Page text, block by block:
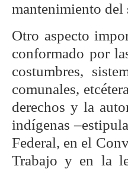
mantenimiento
Otro aspecto
conformado por
costumbres,
comunales,
derechos y la
indígenas
Federal, en el
Trabajo y en la